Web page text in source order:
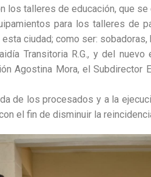
los talleres de educación, que
para los talleres de
ciudad; como ser:
Transitoria R.G., y del
Agostina Mora, el Subdirector
de los procesados y a la
el fin de disminuir la